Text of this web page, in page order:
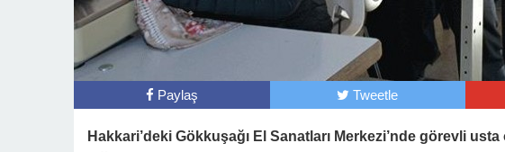
Paylaş Tweetle
Hakkari’deki Gökkuşağı El Sanatları Merkezi’nde görevli